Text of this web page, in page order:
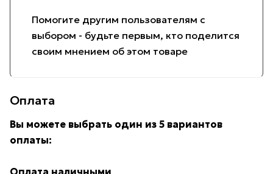
Помогите другим пользователям с
выбором - будьте первым, кто поделится
своим мнением об этом товаре
Оплата
Вы можете выбрать один из 5 вариантов
оплаты: